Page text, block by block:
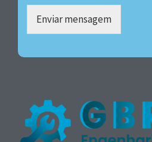
Enviar mensagem